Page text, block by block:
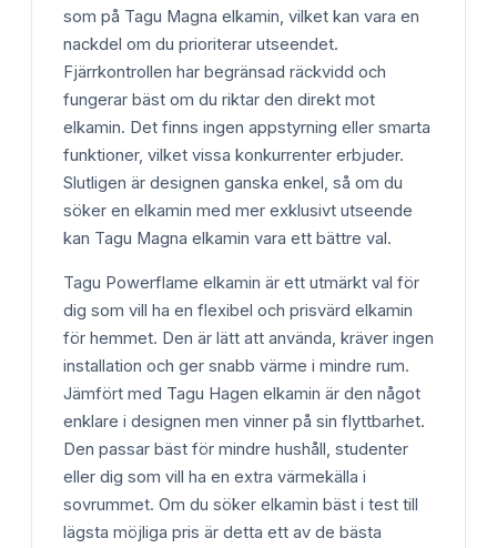
som på Tagu Magna elkamin, vilket kan vara en
nackdel om du prioriterar utseendet.
Fjärrkontrollen har begränsad räckvidd och
fungerar bäst om du riktar den direkt mot
elkamin. Det finns ingen appstyrning eller smarta
funktioner, vilket vissa konkurrenter erbjuder.
Slutligen är designen ganska enkel, så om du
söker en elkamin med mer exklusivt utseende
kan Tagu Magna elkamin vara ett bättre val.
Tagu Powerflame elkamin är ett utmärkt val för
dig som vill ha en flexibel och prisvärd elkamin
för hemmet. Den är lätt att använda, kräver ingen
installation och ger snabb värme i mindre rum.
Jämfört med Tagu Hagen elkamin är den något
enklare i designen men vinner på sin flyttbarhet.
Den passar bäst för mindre hushåll, studenter
eller dig som vill ha en extra värmekälla i
sovrummet. Om du söker elkamin bäst i test till
lägsta möjliga pris är detta ett av de bästa